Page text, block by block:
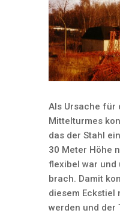
Als Ursache für
Mittelturmes
das der Stahl
30 Meter Höhe
flexibel war und
brach. Damit
diesem Eckstiel
werden und der